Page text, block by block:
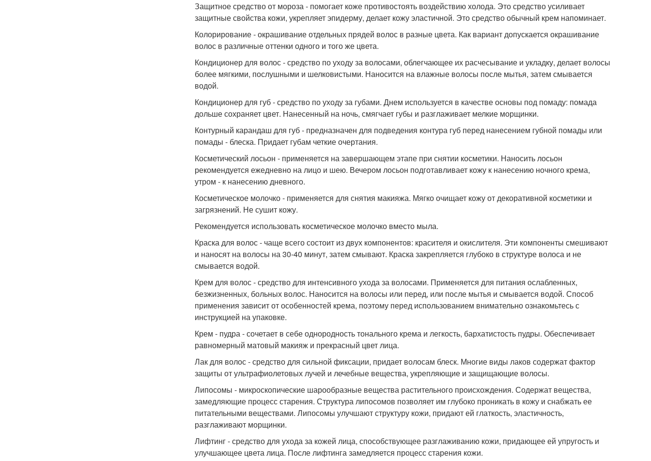
Защитное средство от мороза - помогает коже противостоять воздействию холода. Это средство усиливает
защитные свойства кожи, укрепляет эпидерму, делает кожу эластичной. Это средство обычный крем напоминает.
Колорирование - окрашивание отдельных прядей волос в разные цвета. Как вариант допускается окрашивание
волос в различные оттенки одного и того же цвета.
Кондиционер для волос - средство по уходу за волосами, облегчающее их расчесывание и укладку, делает волосы
более мягкими, послушными и шелковистыми. Наносится на влажные волосы после мытья, затем смывается
водой.
Кондиционер для губ - средство по уходу за губами. Днем используется в качестве основы под помаду: помада
дольше сохраняет цвет. Нанесенный на ночь, смягчает губы и разглаживает мелкие морщинки.
Контурный карандаш для губ - предназначен для подведения контура губ перед нанесением губной помады или
помады - блеска. Придает губам четкие очертания.
Косметический лосьон - применяется на завершающем этапе при снятии косметики. Наносить лосьон
рекомендуется ежедневно на лицо и шею. Вечером лосьон подготавливает кожу к нанесению ночного крема,
утром - к нанесению дневного.
Косметическое молочко - применяется для снятия макияжа. Мягко очищает кожу от декоративной косметики и
загрязнений. Не сушит кожу.
Рекомендуется использовать косметическое молочко вместо мыла.
Краска для волос - чаще всего состоит из двух компонентов: красителя и окислителя. Эти компоненты смешивают
и наносят на волосы на 30-40 минут, затем смывают. Краска закрепляется глубоко в структуре волоса и не
смывается водой.
Крем для волос - средство для интенсивного ухода за волосами. Применяется для питания ослабленных,
безжизненных, больных волос. Наносится на волосы или перед, или после мытья и смывается водой. Способ
применения зависит от особенностей крема, поэтому перед использованием внимательно ознакомьтесь с
инструкцией на упаковке.
Крем - пудра - сочетает в себе однородность тонального крема и легкость, бархатистость пудры. Обеспечивает
равномерный матовый макияж и прекрасный цвет лица.
Лак для волос - средство для сильной фиксации, придает волосам блеск. Многие виды лаков содержат фактор
защиты от ультрафиолетовых лучей и лечебные вещества, укрепляющие и защищающие волосы.
Липосомы - микроскопические шарообразные вещества растительного происхождения. Содержат вещества,
замедляющие процесс старения. Структура липосомов позволяет им глубоко проникать в кожу и снабжать ее
питательными веществами. Липосомы улучшают структуру кожи, придают ей глаткость, эластичность,
разглаживают морщинки.
Лифтинг - средство для ухода за кожей лица, способствующее разглаживанию кожи, придающее ей упругость и
улучшающее цвета лица. После лифтинга замедляется процесс старения кожи.